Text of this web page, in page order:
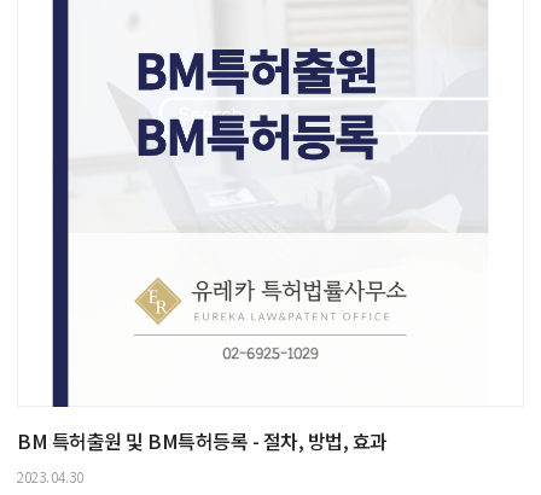
BM 특허출원 및 BM특허등록 - 절차, 방법, 효과
2023.04.30